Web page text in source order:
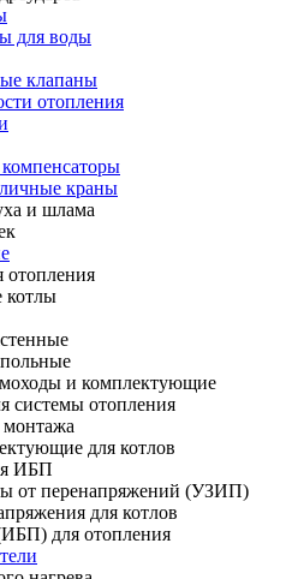
для воды
клапаны
отопления
краны
и шлама
отопления
котлы
и комплектующие
системы отопления
для котлов
ИБП
от перенапряжений (УЗИП)
для котлов
для отопления